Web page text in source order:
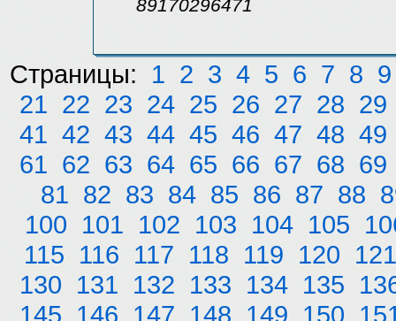
89170296471
Страницы: 1 2 3 4 5 6 7 8 9
21 22 23 24 25 26 27 28 29
41 42 43 44 45 46 47 48 49
61 62 63 64 65 66 67 68 69
81 82 83 84 85 86 87 88
100 101 102 103 104 105
115 116 117 118 119 120 121
130 131 132 133 134 135
145 146 147 148 149 150